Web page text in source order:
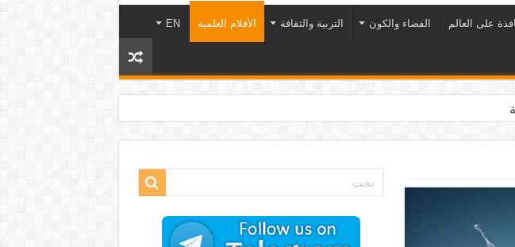
على العالم الفضاء والكون التربية والثقافة الأفلام العلمية EN